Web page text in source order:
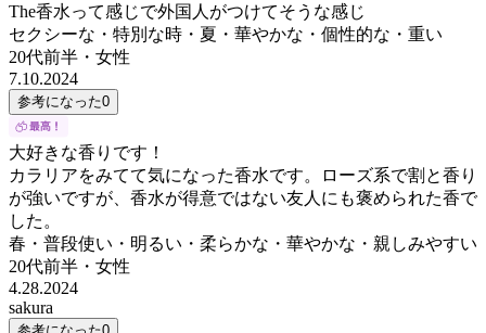
The香水って感じで外国人がつけてそうな感じ
セクシーな・特別な時・夏・華やかな・個性的な・重い
20代前半 ・ 女性
7.10.2024
参考になった0
大好きな香りです！
カラリアをみてて気になった香水です。ローズ系で割と香り
が強いですが、香水が得意ではない友人にも褒められた香で
した。
春・普段使い・明るい・柔らかな・華やかな・親しみやすい
20代前半 ・ 女性
4.28.2024
sakura